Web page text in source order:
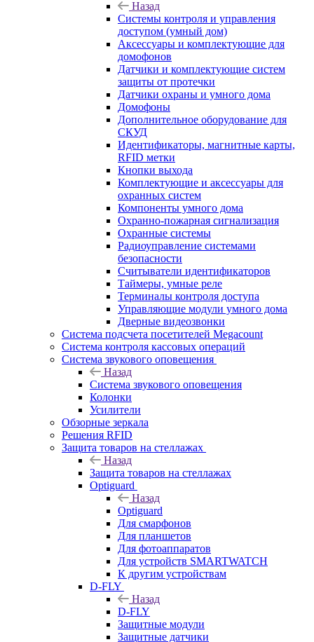
Назад
Системы контроля и управления
доступом (умный дом)
Аксессуары и комплектующие для
домофонов
Датчики и комплектующие систем
защиты от протечки
Датчики охраны и умного дома
Домофоны
Дополнительное оборудование для
СКУД
Идентификаторы, магнитные карты,
RFID метки
Кнопки выхода
Комплектующие и аксессуары для
охранных систем
Компоненты умного дома
Охранно-пожарная сигнализация
Охранные системы
Радиоуправление системами
безопасности
Считыватели идентификаторов
Таймеры, умные реле
Терминалы контроля доступа
Управляющие модули умного дома
Дверные видеозвонки
Система подсчета посетителей Megacount
Система контроля кассовых операций
Система звукового оповещения
Назад
Система звукового оповещения
Колонки
Усилители
Обзорные зеркала
Решения RFID
Защита товаров на стеллажах
Назад
Защита товаров на стеллажах
Optiguard
Назад
Optiguard
Для смарфонов
Для планшетов
Для фотоаппаратов
Для устройств SMARTWATCH
К другим устройствам
D-FLY
Назад
D-FLY
Защитные модули
Защитные датчики